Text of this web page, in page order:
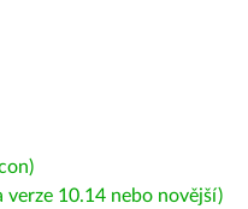
verze 10.14 nebo novější)